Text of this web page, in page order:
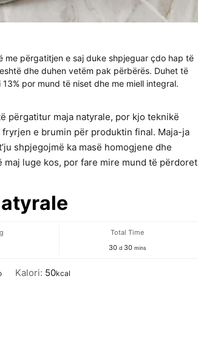
me përgatitjen e saj duke shpjeguar çdo hap të
dhe duhen vetëm pak përbërës. Duhet të
por mund të niset dhe me miell integral.
përgatitur maja natyrale, por kjo teknikë
e brumin për produktin final. Maja-ja
shpjegojmë ka masë homogjene dhe
luge kos, por fare mire mund të përdoret
Total Time
30days
d 30minutes
mins
Kalori: 50kcal